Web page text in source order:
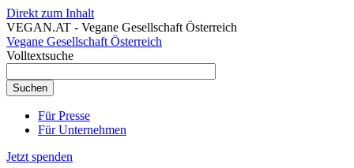
Direkt zum Inhalt
VEGAN.AT - Vegane Gesellschaft Österreich
Vegane Gesellschaft Österreich
Volltextsuche
Für Presse
Für Unternehmen
Jetzt spenden